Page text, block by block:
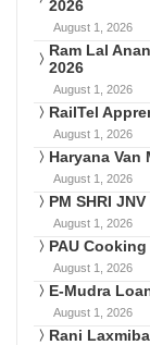
2026
August 1, 2026
Ram Lal
2026
August 1, 2026
RailTel
August 1, 2026
Haryana Van
August 1, 2026
PM SHRI
August 1, 2026
PAU
August 1, 2026
E-Mudra
August 1, 2026
Rani